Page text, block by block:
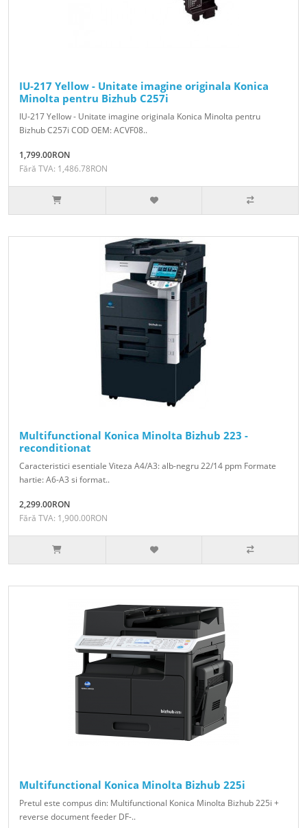
IU-217 Yellow - Unitate imagine originala Konica
Minolta pentru Bizhub C257i
IU-217 Yellow - Unitate imagine originala Konica Minolta pentru
Bizhub C257i COD OEM: ACVF08..
1,799.00RON
Fără TVA: 1,486.78RON
Multifunctional Konica Minolta Bizhub 223 -
reconditionat
Caracteristici esentiale Viteza A4/A3: alb-negru 22/14 ppm Formate
hartie: A6-A3 si format..
2,299.00RON
Fără TVA: 1,900.00RON
Multifunctional Konica Minolta Bizhub 225i
Pretul este compus din: Multifunctional Konica Minolta Bizhub 225i +
reverse document feeder DF-..